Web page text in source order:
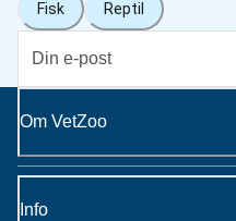
Fisk Reptil
Om VetZoo
Info